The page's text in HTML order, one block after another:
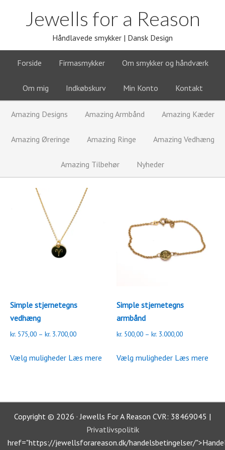
Jewells for a Reason
Håndlavede smykker | Dansk Design
Forside Firmasmykker Om smykker og håndværk
Om mig Indkøbskurv Min Konto Kontakt
Amazing Designs Amazing Armbånd Amazing Kæder
Amazing Øreringe Amazing Ringe Amazing Vedhæng
Amazing Tilbehør Nyheder
Simple stjernetegns
vedhæng
kr. 575,00 – kr. 3.700,00Prisinterval:
til
Vælg muligheder vare
varianter.
Mulighederne
vælges
Læs mere
Simple stjernetegns
armbånd
kr. 500,00 – kr. 3.000,00Prisinterval:
til
Vælg muligheder vare
varianter.
Mulighederne
vælges
Læs mere
Copyright © 2026 · Jewells For A Reason CVR: 38469045 |
Privatlivspolitik
href="https://jewellsforareason.dk/handelsbetingelser/